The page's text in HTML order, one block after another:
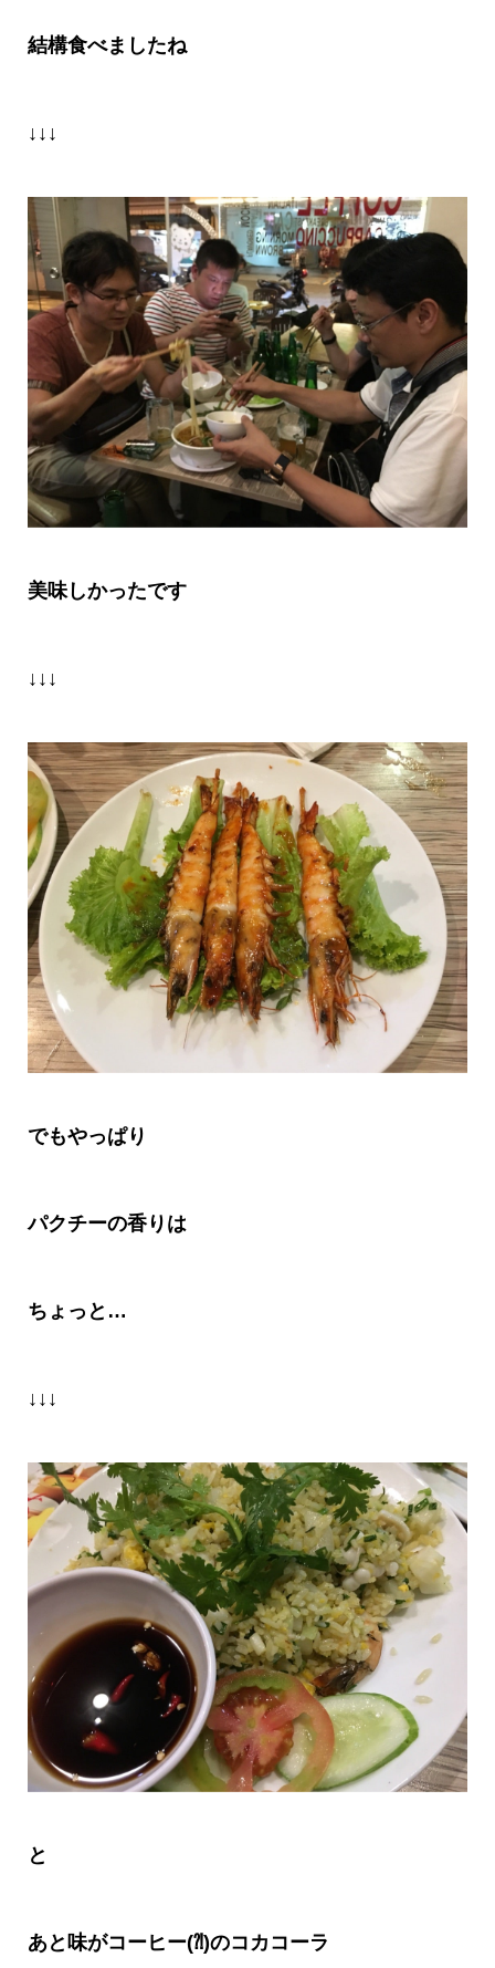
結構食べましたね
↓↓↓
美味しかったです
↓↓↓
でもやっぱり
パクチーの香りは
ちょっと …
↓↓↓
と
あと味がコーヒー(⁈)のコカコーラ